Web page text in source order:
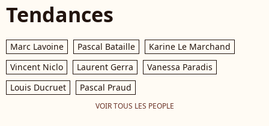
Tendances
Marc Lavoine Pascal Bataille
Karine Le Marchand
Vincent Niclo
Laurent Gerra
Vanessa Paradis
Louis Ducruet
Pascal Praud
VOIR TOUS LES PEOPLE